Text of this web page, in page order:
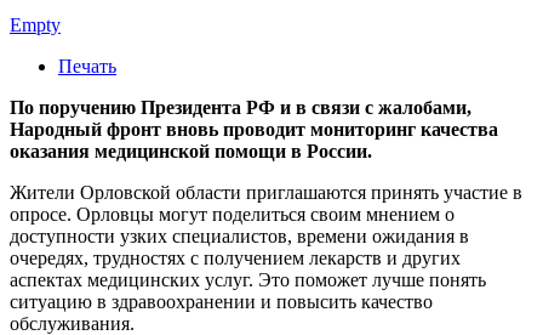
Empty
Печать
По поручению Президента РФ и в связи с жалобами,
Народный фронт вновь проводит мониторинг качества
оказания медицинской помощи в России.
Жители Орловской области приглашаются принять участие в
опросе. Орловцы могут поделиться своим мнением о
доступности узких специалистов, времени ожидания в
очередях, трудностях с получением лекарств и других
аспектах медицинских услуг. Это поможет лучше понять
ситуацию в здравоохранении и повысить качество
обслуживания.